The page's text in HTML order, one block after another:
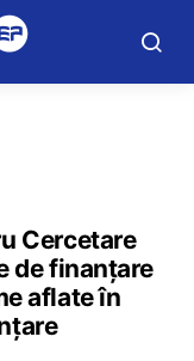
Cercetare
de finanțare
aflate în